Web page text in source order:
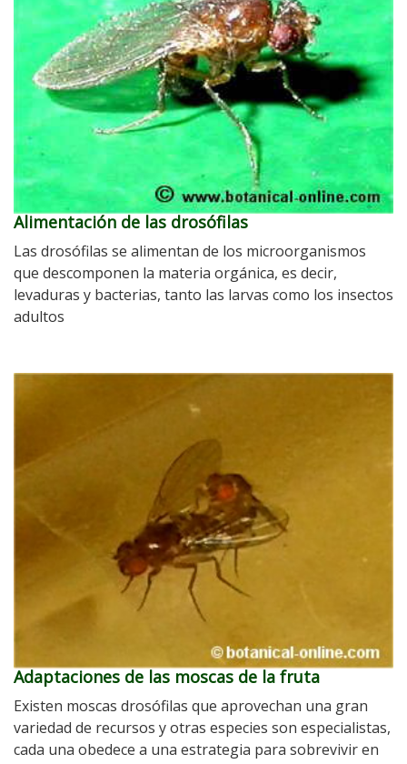
Alimentación de las drosófilas
Las drosófilas se alimentan de los microorganismos
que descomponen la materia orgánica, es decir,
levaduras y bacterias, tanto las larvas como los insectos
adultos
Adaptaciones de las moscas de la fruta
Existen moscas drosófilas que aprovechan una gran
variedad de recursos y otras especies son especialistas,
cada una obedece a una estrategia para sobrevivir en